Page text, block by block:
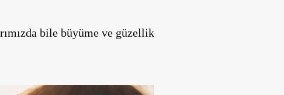
bile büyüme ve güzellik